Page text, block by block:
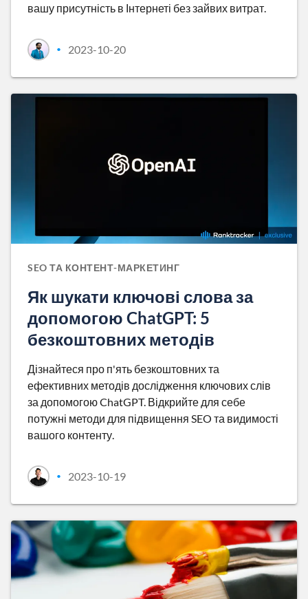
вашу присутність в Інтернеті без зайвих витрат.
• 2023-10-20
SEO ТА КОНТЕНТ-МАРКЕТИНГ
Як шукати ключові слова за
допомогою ChatGPT: 5
безкоштовних методів
Дізнайтеся про п'ять безкоштовних та
ефективних методів дослідження ключових слів
за допомогою ChatGPT. Відкрийте для себе
потужні методи для підвищення SEO та видимості
вашого контенту.
• 2023-10-19